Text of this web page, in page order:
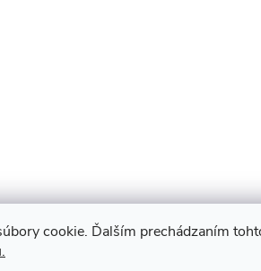
cookie. Ďalším prechádzaním